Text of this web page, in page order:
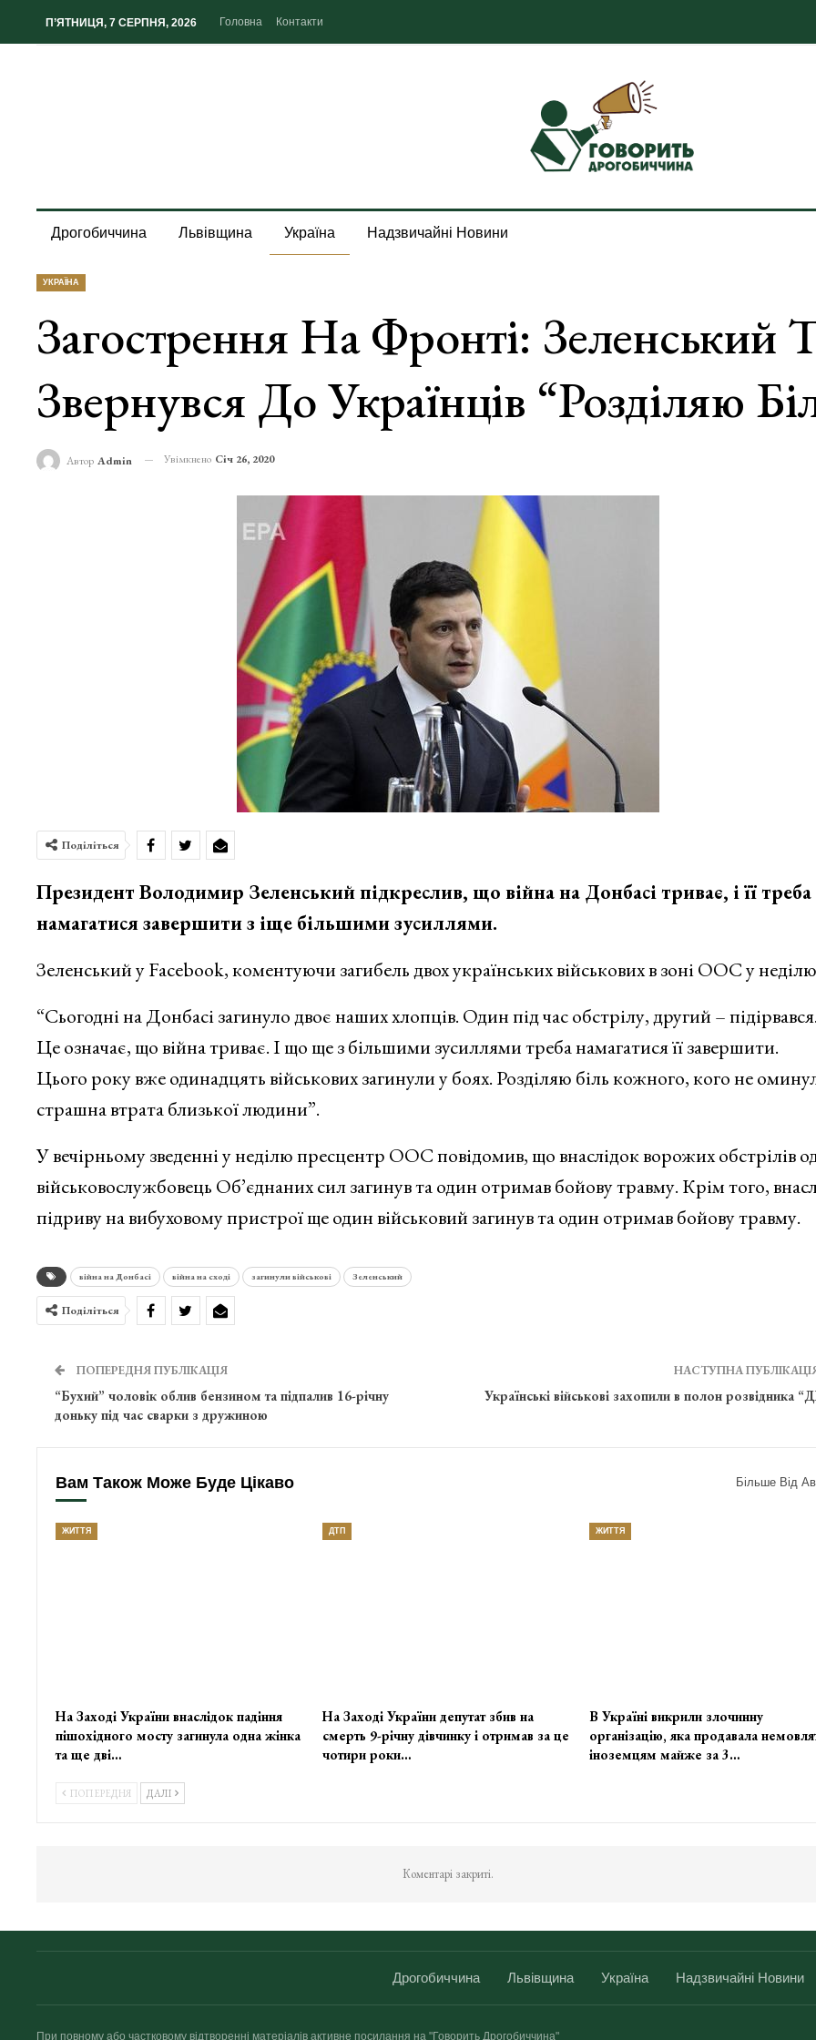
П’ЯТНИЦЯ, 7 СЕРПНЯ, 2026 Головна Контакти
Дрогобиччина Львівщина Україна Надзвичайні Новини
УКРАЇНА
Загострення На Фронті: Зеленський
Звернувся До Українців “розділяю
Автор Admin Увімкнено Січ 26, 2020
Поділіться
Президент Володимир Зеленський підкреслив, що війна на Донбасі триває, і її треба
намагатися завершити з іще більшими зусиллями.
Зеленський у Facebook, коментуючи загибель двох українських військових в зоні ООС у
“Сьогодні на Донбасі загинуло двоє наших хлопців. Один під час обстрілу, другий – підірвався.
Це означає, що війна триває. І що ще з більшими зусиллями треба намагатися її завершити.
Цього року вже одинадцять військових загинули у боях. Розділяю біль кожного, кого не
страшна втрата близької людини”.
У вечірньому зведенні у неділю пресцентр ООС повідомив, що внаслідок ворожих обстрілів
військовослужбовець Об’єднаних сил загинув та один отримав бойову травму. Крім того,
підриву на вибуховому пристрої ще один військовий загинув та один отримав бойову травму.
війна на Донбасі війна на сході загинули військові Зеленський
Поділіться
ПОПЕРЕДНЯ ПУБЛІКАЦІЯ
“Бухий” чоловік облив бензином та підпалив 16-річну
доньку під час сварки з дружиною
НАСТУПНА
Українські військові захопили в полон розвідника
Вам Також Може Буде Цікаво Більше Від
ЖИТТЯ
На Заході України внаслідок падіння
пішохідного мосту загинула одна жінка
та ще дві…
ДТП
На Заході України депутат збив на
смерть 9-річну дівчинку і отримав за це
чотири роки…
ЖИТТЯ
В Україні викрили злочинну
організацію, яка продавала
іноземцям майже за 3…
ПОПЕРЕДНЯ ДАЛІ
Коментарі закриті.
Дрогобиччина Львівщина Україна Надзвичайні Новини
При повному або частковому відтворенні матеріалів активне посилання на "Говорить Дрогобиччина"